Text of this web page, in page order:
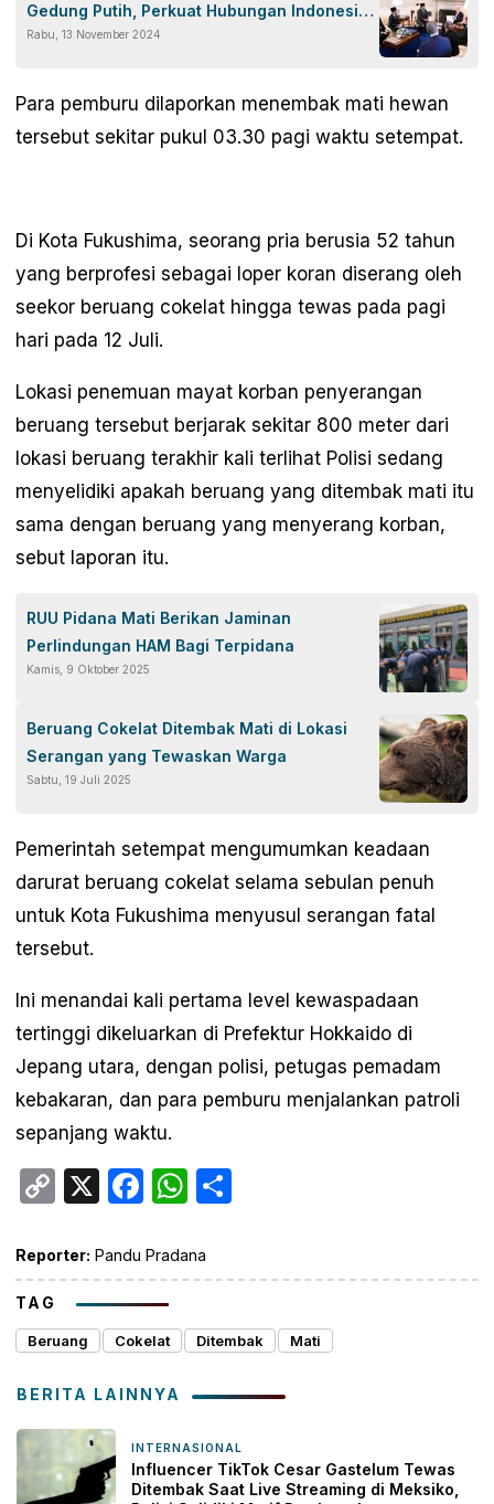
Gedung Putih, Perkuat Hubungan Indonesia-
AS
Rabu, 13 November 2024
Para pemburu dilaporkan menembak mati hewan
tersebut sekitar pukul 03.30 pagi waktu setempat.
Di Kota Fukushima, seorang pria berusia 52 tahun
yang berprofesi sebagai loper koran diserang oleh
seekor beruang cokelat hingga tewas pada pagi
hari pada 12 Juli.
Lokasi penemuan mayat korban penyerangan
beruang tersebut berjarak sekitar 800 meter dari
lokasi beruang terakhir kali terlihat Polisi sedang
menyelidiki apakah beruang yang ditembak mati itu
sama dengan beruang yang menyerang korban,
sebut laporan itu.
RUU Pidana Mati Berikan Jaminan
Perlindungan HAM Bagi Terpidana
Kamis, 9 Oktober 2025
Beruang Cokelat Ditembak Mati di Lokasi
Serangan yang Tewaskan Warga
Sabtu, 19 Juli 2025
Pemerintah setempat mengumumkan keadaan
darurat beruang cokelat selama sebulan penuh
untuk Kota Fukushima menyusul serangan fatal
tersebut.
Ini menandai kali pertama level kewaspadaan
tertinggi dikeluarkan di Prefektur Hokkaido di
Jepang utara, dengan polisi, petugas pemadam
kebakaran, dan para pemburu menjalankan patroli
sepanjang waktu.
Copy
X Facebook
WhatsApp
Reporter: Pandu Pradana
TAG
Beruang Cokelat Ditembak Mati
BERITA LAINNYA
INTERNASIONAL
Influencer TikTok Cesar Gastelum Tewas
Ditembak Saat Live Streaming di Meksiko,